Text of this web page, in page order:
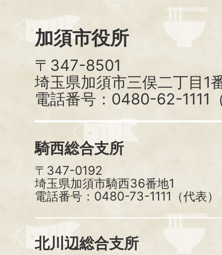
加須市役所
〒347-8501
埼玉県加須市三俣二丁目1
電話番号：0480-62-1111
騎西総合支所
〒347-0192
埼玉県加須市騎西36番地1
電話番号：0480-73-1111（代表）
北川辺総合支所